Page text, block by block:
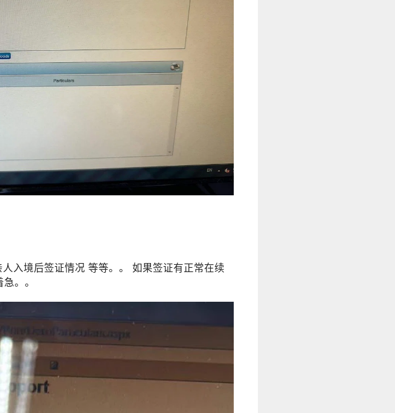
入境后签证情况 等等。。 如果签证有正常在续
。。